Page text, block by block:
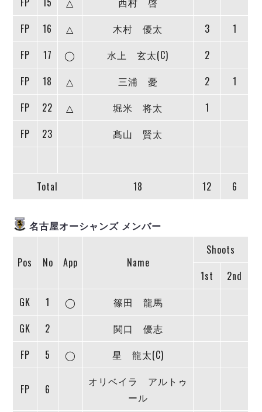
フウガドールすみだ
しながわシティ
ペスカドーラ町田
ボアルース長野
名古屋オーシャンズ
ボルクバレット北九州
選手の通算記録（Ｆ２）
マルバ水戸FC
Y．S．C．C．横浜
デウソン神戸
ポルセイド浜田
ミラクルスマイル新居浜
FOLLOW US!
FP
16 △ 木村 優太 3
1
FP
17 ◯ 水上 玄太(C)
2
FP
18 △ 三浦 憂 2
1
FP
22 △ 堀米 将太
1
FP
23 髙山 賢太
Total 18 12 6
名古屋オーシャンズ メンバー
Pos No App Name
Shoots
1st
2nd
GK
1 ◯
篠田 龍馬
GK
2
関口 優志
FP
5 ◯ 星 龍太(C)
FP 6
オリベイラ アルトゥ
ール